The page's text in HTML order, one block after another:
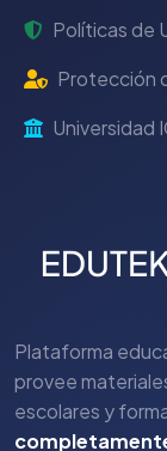
Políticas de
Protección
Universidad
Plataforma
provee
escolares y